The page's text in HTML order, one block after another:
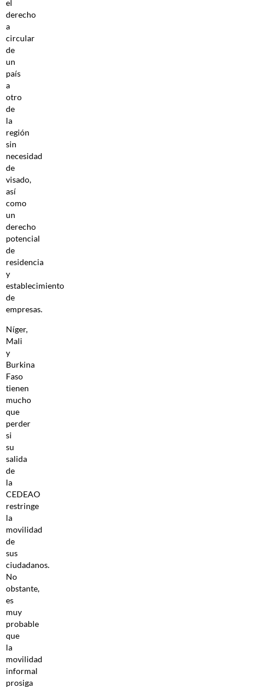
el
derecho
a
circular
de
un
país
a
otro
de
la
región
sin
necesidad
de
visado,
así
como
un
derecho
potencial
de
residencia
y
establecimiento
de
empresas.
Níger,
Mali
y
Burkina
Faso
tienen
mucho
que
perder
si
su
salida
de
la
CEDEAO
restringe
la
movilidad
de
sus
ciudadanos.
No
obstante,
es
muy
probable
que
la
movilidad
informal
prosiga